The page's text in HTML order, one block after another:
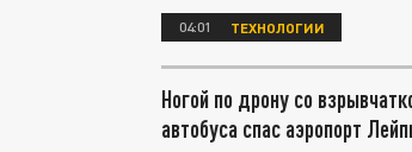
04:01 ТЕХНОЛОГИИ
Ногой по дрону со
автобуса спас аэропорт